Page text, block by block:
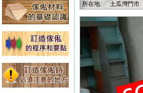
所在地:
土瓜灣門市